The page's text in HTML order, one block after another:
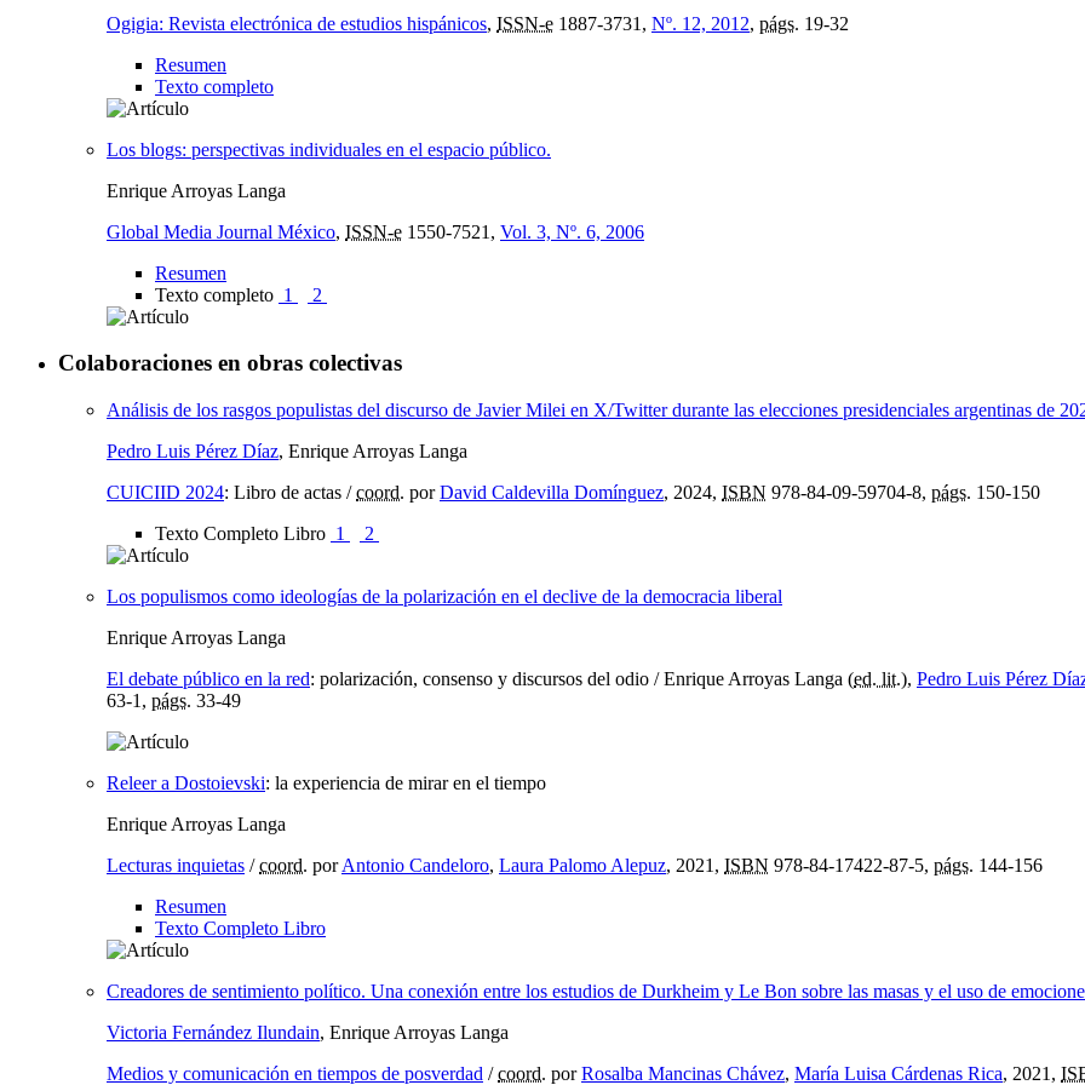
Ogigia: Revista electrónica de estudios hispánicos, ISSN-e 1887-3731, Nº. 12, 2012, págs. 19-32
Resumen
Texto completo
Los blogs: perspectivas individuales en el espacio público.
Enrique Arroyas Langa
Global Media Journal México, ISSN-e 1550-7521, Vol. 3, Nº. 6, 2006
Resumen
Texto completo 1 2
Colaboraciones en obras colectivas
Análisis de los rasgos populistas del discurso de Javier Milei en X/Twitter durante las elecciones presidenciales argentinas de
Pedro Luis Pérez Díaz, Enrique Arroyas Langa
CUICIID 2024: Libro de actas /coord. porDavid Caldevilla Domínguez, 2024, ISBN 978-84-09-59704-8, págs. 150-150
Texto Completo Libro 1 2
Los populismos como ideologías de la polarización en el declive de la democracia liberal
Enrique Arroyas Langa
El debate público en la red: polarización, consenso y discursos del odio / Enrique Arroyas Langa (ed. lit.), Pedro Luis Pérez
63-1, págs. 33-49
Releer a Dostoievski: la experiencia de mirar en el tiempo
Enrique Arroyas Langa
Lecturas inquietas /coord. porAntonio Candeloro, Laura Palomo Alepuz, 2021, ISBN 978-84-17422-87-5, págs. 144-156
Resumen
Texto Completo Libro
Creadores de sentimiento político. Una conexión entre los estudios de Durkheim y Le Bon sobre las masas y el uso de
Victoria Fernández Ilundain, Enrique Arroyas Langa
Medios y comunicación en tiempos de posverdad /coord. porRosalba Mancinas Chávez, María Luisa Cárdenas Rica, 2021,